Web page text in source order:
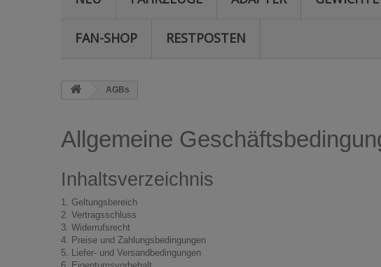
FAN-SHOP RESTPOSTEN
AGBs
Allgemeine
Inhaltsverzeichnis
Geltungsbereich
Vertragsschluss
Widerrufsrecht
Preise und Zahlungsbedingungen
Liefer- und Versandbedingungen